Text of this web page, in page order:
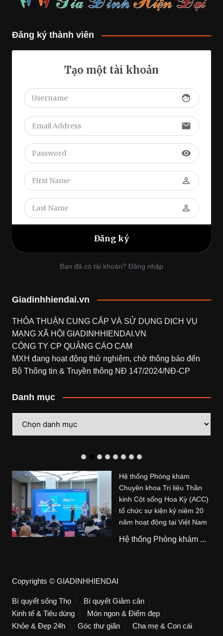
Đăng ký thành viên
Tạo một tài khoản
face
email
visibility
perm_identity
perm_identity
Bạn đã có tài khoản? Đăng nhập
Giadinhhiendai.vn
THỎA THUẬN CUNG CẤP VÀ SỬ DỤNG DỊCH VỤ
MẠNG XÃ HỘI GIADINHHIENDAI.VN
CÔNG TY CP QUẢNG CÁO CAM
MXH đang hoạt động thử nghiệm, chờ thông báo đến
Bộ Thông tin & Truyền thông NĐ 147/2024/NĐ-CP
Danh mục
mục
Hệ thống Phòng khám
Chuyên khoa Trị liệu Thần
kinh Cột sống Hoa Kỳ (ACC)
tổ chức sự kiện kỷ niệm 20
năm hoạt động tại Việt Nam
Hệ thống Phòng khám ...
Copyrights © GIADINHHIENDAI
Bí quyết sống Thọ
Bí quyết Giảm cân
Kinh tế & Tiêu dùng
Món ngon & Điểm đẹp
Khỏe & Đẹp 24h
Góc thư giãn Cha mẹ & Con cái